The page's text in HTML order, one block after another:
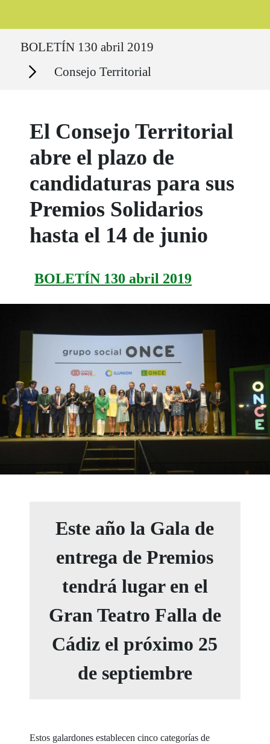
BOLETÍN 130 abril 2019
Secciones Consejo Territorial
El Consejo Territorial
abre el plazo de
candidaturas para sus
Premios Solidarios
hasta el 14 de junio
BOLETÍN 130 abril 2019
Este año la Gala de
entrega de Premios
tendrá lugar en el
Gran Teatro Falla de
Cádiz el próximo 25
de septiembre
Estos galardones establecen cinco categorías de